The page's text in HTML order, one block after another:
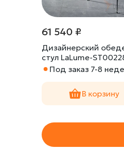
61 540 ₽
Дизайнерский
стул LaLume-
Под заказ 7-8
В корзину